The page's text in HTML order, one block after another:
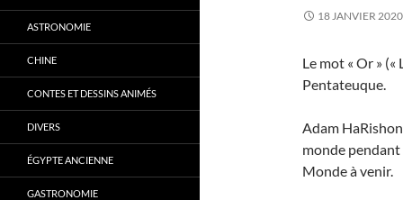
18 JANVIER 2020
Le mot « Or »
Pentateuque.
Adam
monde pendant
Monde à venir.
ASTRONOMIE
CHINE
CONTES ET DESSINS ANIMÉS
DIVERS
ÉGYPTE ANCIENNE
GASTRONOMIE